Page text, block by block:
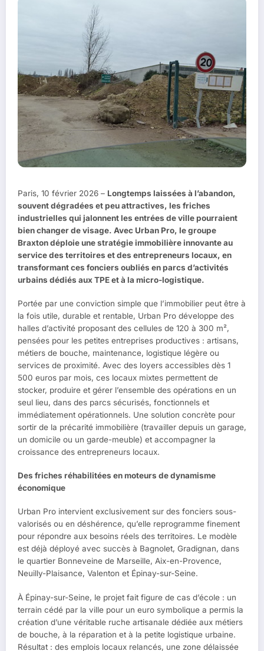
Paris, 10 février 2026 – Longtemps laissées à l’abandon,
souvent dégradées et peu attractives, les friches
industrielles qui jalonnent les entrées de ville pourraient
bien changer de visage. Avec Urban Pro, le groupe
Braxton déploie une stratégie immobilière innovante au
service des territoires et des entrepreneurs locaux, en
transformant ces fonciers oubliés en parcs d’activités
urbains dédiés aux TPE et à la micro-logistique.
Portée par une conviction simple que l’immobilier peut être à
la fois utile, durable et rentable, Urban Pro développe des
halles d’activité proposant des cellules de 120 à 300 m²,
pensées pour les petites entreprises productives : artisans,
métiers de bouche, maintenance, logistique légère ou
services de proximité. Avec des loyers accessibles dès 1
500 euros par mois, ces locaux mixtes permettent de
stocker, produire et gérer l’ensemble des opérations en un
seul lieu, dans des parcs sécurisés, fonctionnels et
immédiatement opérationnels. Une solution concrète pour
sortir de la précarité immobilière (travailler depuis un garage,
un domicile ou un garde-meuble) et accompagner la
croissance des entrepreneurs locaux.
Des friches réhabilitées en moteurs de dynamisme
économique
Urban Pro intervient exclusivement sur des fonciers sous-
valorisés ou en déshérence, qu’elle reprogramme finement
pour répondre aux besoins réels des territoires. Le modèle
est déjà déployé avec succès à Bagnolet, Gradignan, dans
le quartier Bonneveine de Marseille, Aix-en-Provence,
Neuilly-Plaisance, Valenton et Épinay-sur-Seine.
À Épinay-sur-Seine, le projet fait figure de cas d’école : un
terrain cédé par la ville pour un euro symbolique a permis la
création d’une véritable ruche artisanale dédiée aux métiers
de bouche, à la réparation et à la petite logistique urbaine.
Résultat : des emplois locaux relancés, une zone délaissée